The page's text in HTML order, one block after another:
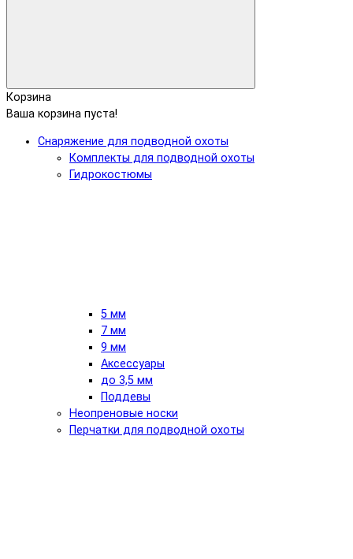
Корзина
Ваша корзина пуста!
Снаряжение для подводной охоты
Комплекты для подводной охоты
Гидрокостюмы
5 мм
7 мм
9 мм
Аксессуары
до 3,5 мм
Поддевы
Неопреновые носки
Перчатки для подводной охоты